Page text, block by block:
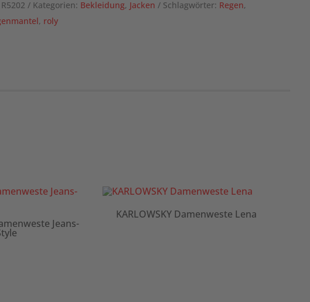
R5202 Kategorien: Bekleidung, Jacken Schlagwörter: Regen,
, roly
Jeans-
KARLOWSKY Damenweste Lena